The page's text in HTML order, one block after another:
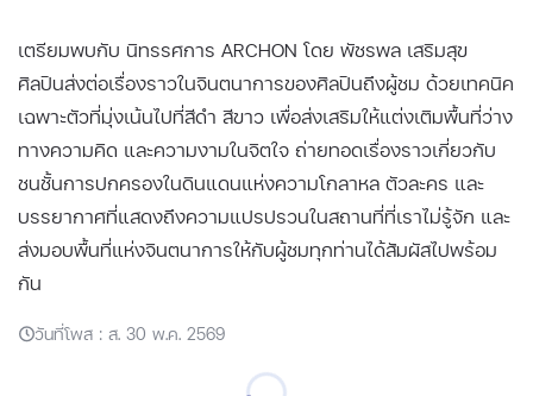
เตรียมพบกับ นิทรรศการ ARCHON โดย พัชรพล เสริมสุข
ศิลปินส่งต่อเรื่องราวในจินตนาการของศิลปินถึงผู้ชม ด้วยเทคนิค
เฉพาะตัวที่มุ่งเน้นไปที่สีดำ สีขาว เพื่อส่งเสริมให้แต่งเติมพื้นที่ว่าง
ทางความคิด และความงามในจิตใจ ถ่ายทอดเรื่องราวเกี่ยวกับ
ชนชั้นการปกครองในดินแดนแห่งความโกลาหล ตัวละคร และ
บรรยากาศที่แสดงถึงความแปรปรวนในสถานที่ที่เราไม่รู้จัก และ
ส่งมอบพื้นที่แห่งจินตนาการให้กับผู้ชมทุกท่านได้สัมผัสไปพร้อม
กัน
วันที่โพส : ส. 30 พ.ค. 2569